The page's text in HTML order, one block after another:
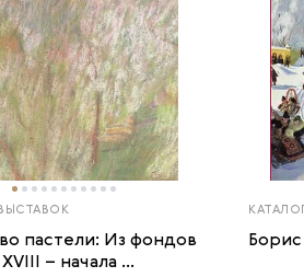
пастели: Из фондов
– начала ...